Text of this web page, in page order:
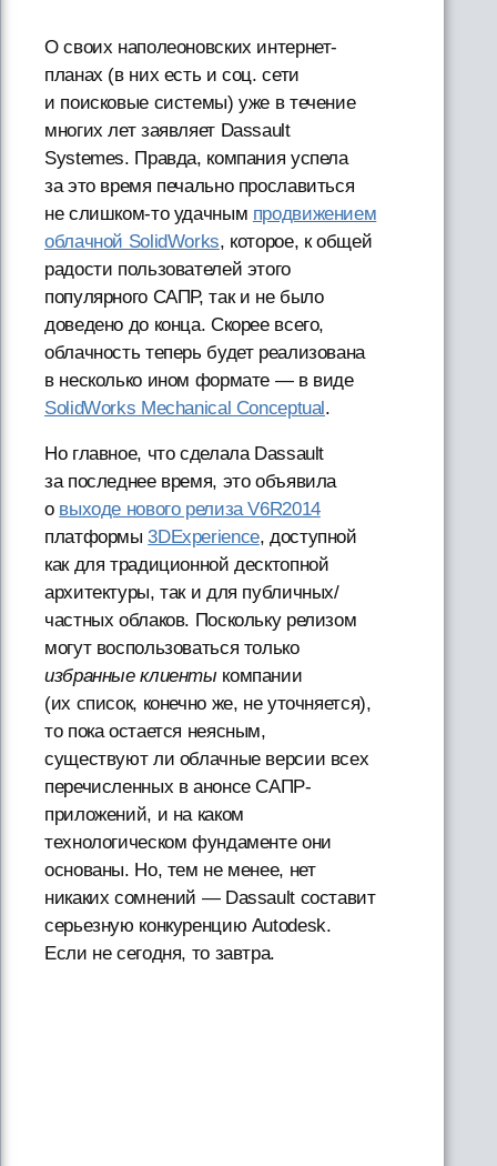
О своих наполеоновских интернет-
планах (в них есть и соц. сети
и поисковые системы) уже в течение
многих лет заявляет Dassault
Systemes. Правда, компания успела
за это время печально прославиться
не слишком-то удачным продвижением
облачной SolidWorks, которое, к общей
радости пользователей этого
популярного САПР, так и не было
доведено до конца. Скорее всего,
облачность теперь будет реализована
в несколько ином формате — в виде
SolidWorks Mechanical Conceptual.
Но главное, что сделала Dassault
за последнее время, это объявила
о выходе нового релиза V6R2014
платформы3DExperience, доступной
как для традиционной десктопной
архитектуры, так и для публичных/
частных облаков. Поскольку релизом
могут воспользоваться только
избранные клиенты компании
(их список, конечно же, не уточняется),
то пока остается неясным,
существуют ли облачные версии всех
перечисленных в анонсе САПР-
приложений, и на каком
технологическом фундаменте они
основаны. Но, тем не менее, нет
никаких сомнений — Dassault составит
серьезную конкуренцию Autodesk.
Если не сегодня, то завтра.